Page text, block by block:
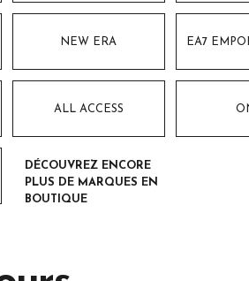
NEW ERA EA7
ALL ACCESS
DÉCOUVREZ ENCORE
PLUS DE MARQUES EN
BOUTIQUE